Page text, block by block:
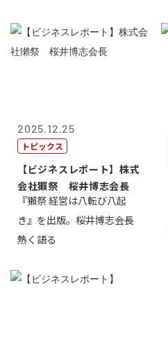
2025.12.25
トピックス
【ビジネスレポート】株式
会社獺祭 桜井博志会長
『獺祭 経営は八転び八起
き』を出版。桜井博志会長
熱く語る